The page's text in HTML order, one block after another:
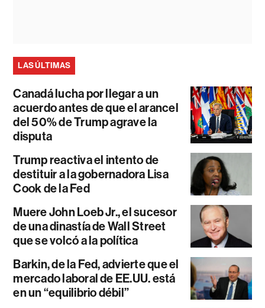
LAS ÚLTIMAS
Canadá lucha por llegar a un
acuerdo antes de que el arancel
del 50% de Trump agrave la
disputa
Trump reactiva el intento de
destituir a la gobernadora Lisa
Cook de la Fed
Muere John Loeb Jr., el sucesor
de una dinastía de Wall Street
que se volcó a la política
Barkin, de la Fed, advierte que el
mercado laboral de EE.UU. está
en un “equilibrio débil”